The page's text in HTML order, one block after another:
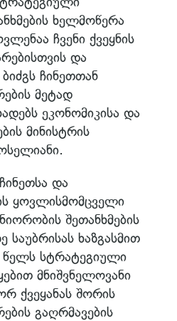
ხელმოწერა
ჩვენი ქვეყნის
და
ჩინეთთან
მეტად
ეკონომიკისა და
მინისტრის
და
ყოვლისმომცველი
შეთანხმების
საუბრისას ხაზგასმით
სტრატეგიული
მნიშვნელოვანი
ქვეყანას შორის
გაღრმავების